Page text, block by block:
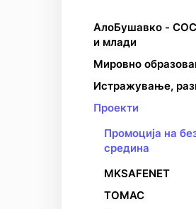
АлоБушавко - СОС
и млади
Мировно
Истражување,
Проекти
Промоција на
средина
MKSAFENET
ТОМАС